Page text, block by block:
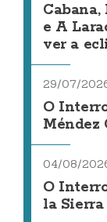
e A
ver a
29/07/
O
Méndez
04/08/
O
la Sierra